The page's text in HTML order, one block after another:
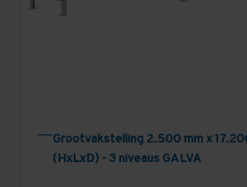
Grootvakstelling 2.500 mm x
(HxLxD) - 3 niveaus GALVA